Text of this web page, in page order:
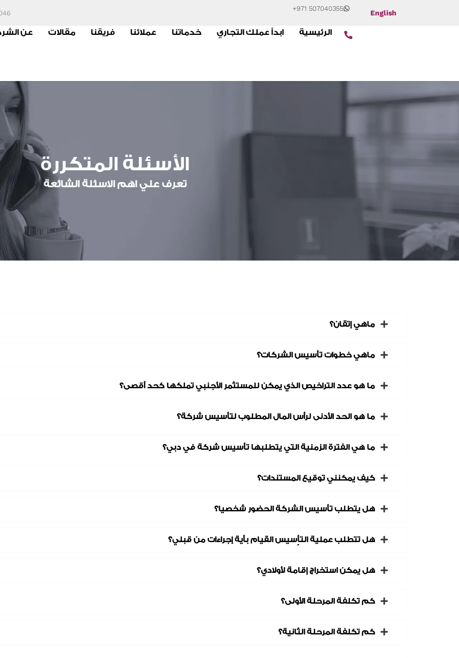
English
+971 507040355
الرئيسية ابدأ عملك التجاري خدماتنا عملائنا فريقنا مقالات عن
الأسئلة المتكررة
تعرف علي اهم الاسئلة الشائعة
ماهي إتقان؟
ماهي خطوات تأسيس الشركات؟
ما هو عدد التراخيص الذي يمكن للمستثمر الأجنبي تملكها كحد أقصى؟
ما هو الحد الأدنى لرأس المال المطلوب لتأسيس شركة؟
ما هي الفترة الزمنية التي يتطلبها تأسيس شركة في دبي؟
كيف يمكنني توقيع المستندات؟
هل يتطلب تأسيس الشركة الحضور شخصيا؟
هل تتطلب عملية التأٍسيس القيام بأية إجراءات من قبلي؟
هل يمكن استخراج إقامة لأولادي؟
كم تكلفة المرحلة الأولى؟
كم تكلفة المرحلة الثانية؟